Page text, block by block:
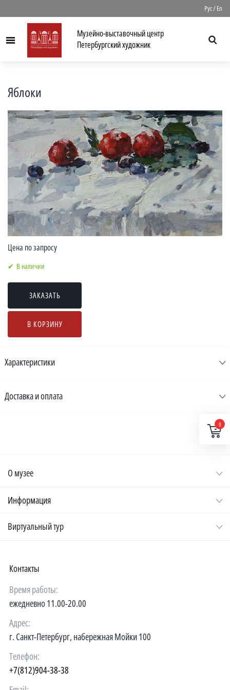
Рус/En
Menu
Музейно-выставочный центр
Петербургский художник
Яблоки
Цена по запросу
В наличии
ЗАКАЗАТЬ
В КОРЗИНУ
Характеристики
Доставка и оплата
0
О музее
Информация
Виртуальный тур
Контакты
Время работы:
ежедневно 11.00-20.00
Адрес:
г. Санкт-Петербург, набережная Мойки 100
Телефон:
+7(812)904-38-38